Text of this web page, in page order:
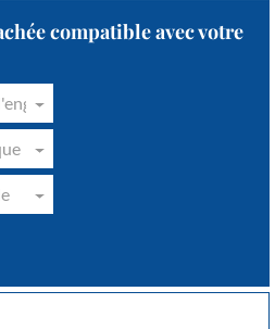
compatible avec votre